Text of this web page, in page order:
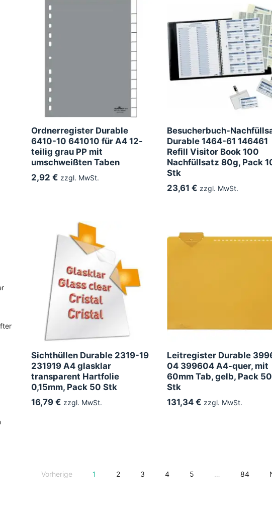
Ordnerregister Durable
6410-10 641010 für A4 12-
teilig grau PP mit
umschweißten Taben
2,92 € zzgl. MwSt.
Besucherbuch-
Durable 1464-61 146461
Refill Visitor Book 100
Nachfüllsatz 80g, Pack
Stk
23,61 € zzgl. MwSt.
Sichthüllen Durable 2319-19
231919 A4 glasklar
transparent Hartfolie
0,15mm, Pack 50 Stk
16,79 € zzgl. MwSt.
Leitregister Durable
04 399604 A4-quer, mit
60mm Tab, gelb, Pack 50
Stk
131,34 € zzgl. MwSt.
Vorherige 1 2 3 4 5 … 84